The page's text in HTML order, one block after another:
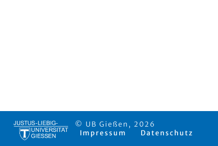
© UB Gießen, 2026
Impressum
Datenschutz